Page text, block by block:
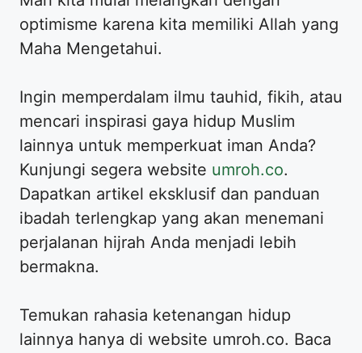
optimisme karena kita memiliki Allah yang
Maha Mengetahui.
Ingin memperdalam ilmu tauhid, fikih, atau
mencari inspirasi gaya hidup Muslim
lainnya untuk memperkuat iman Anda?
Kunjungi segera website umroh.co.
Dapatkan artikel eksklusif dan panduan
ibadah terlengkap yang akan menemani
perjalanan hijrah Anda menjadi lebih
bermakna.
Temukan rahasia ketenangan hidup
lainnya hanya di website umroh.co. Baca